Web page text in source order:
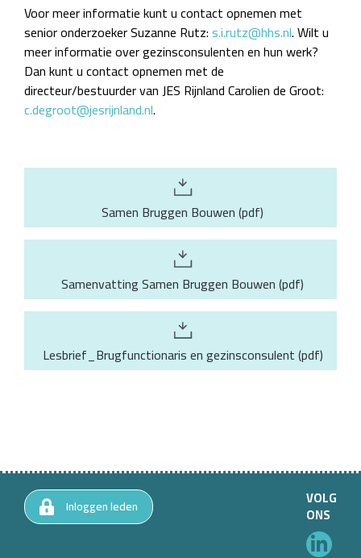
Voor meer informatie kunt u contact opnemen met
senior onderzoeker Suzanne Rutz:s.i.rutz@hhs.nl. Wilt u
meer informatie over gezinsconsulenten en hun werk?
Dan kunt u contact opnemen met de
directeur/bestuurder van JES Rijnland Carolien de Groot:
c.degroot@jesrijnland.nl.
Samen Bruggen Bouwen(pdf)
Samenvatting Samen Bruggen Bouwen(pdf)
Lesbrief_Brugfunctionaris en gezinsconsulent(pdf)
Inloggen leden VOLG
ONS